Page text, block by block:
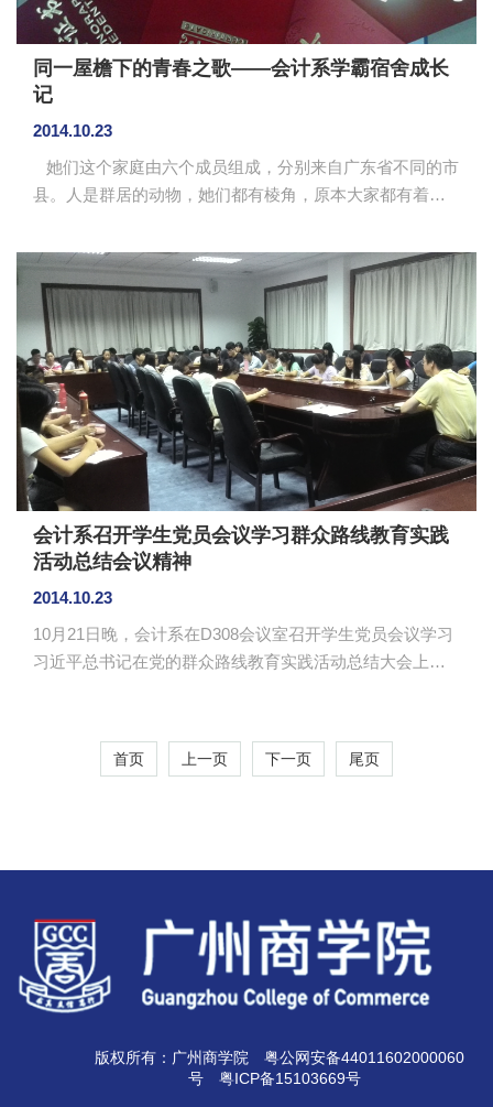
同一屋檐下的青春之歌——会计系学霸宿舍成长
记
2014.10.23
她们这个家庭由六个成员组成，分别来自广东省不同的市
县。人是群居的动物，她们都有棱角，原本大家都有着不
发生一些摩擦，但是她们深知“世事洞明皆学问，人情练达
即文章”，所以总能互相理解，在宽容中将矛盾化为乌有，
重现往日的和谐与欢乐。 从陌生到熟悉，从同学到朋友，
是“3#B5007”将魏晓霞、刘睿、张秀芳、余美婷、何静云、
许瀚匀六个汇聚到了会计系13级会计学1班这个大家庭，让
她们相互认识，相互帮助。 书中自有黄金屋，她家学霸爱
读书 ...
会计系召开学生党员会议学习群众路线教育实践
活动总结会议精神
2014.10.23
10月21日晚，会计系在D308会议室召开学生党员会议学习
习近平总书记在党的群众路线教育实践活动总结大会上的
学生党员参加了会议。 李锦堂首先传达了习近平总书
记在党的群众路线教育实践活动总结大会上的讲话精神。
首页 上一页 下一页 尾页
版权所有：广州商学院
粤公网安备44011602000060
号
粤ICP备15103669号